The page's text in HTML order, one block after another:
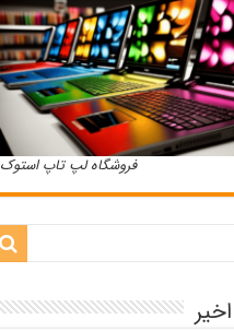
فروشگاه لپ تاپ استوک